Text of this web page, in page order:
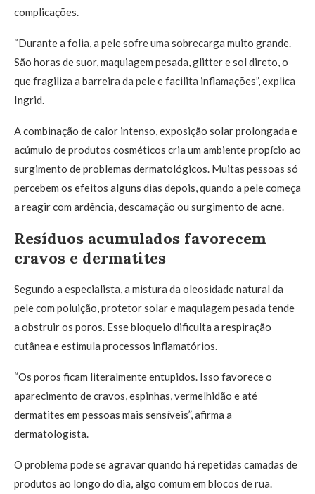
complicações.
“Durante a folia, a pele sofre uma sobrecarga muito grande.
São horas de suor, maquiagem pesada, glitter e sol direto, o
que fragiliza a barreira da pele e facilita inflamações”, explica
Ingrid.
A combinação de calor intenso, exposição solar prolongada e
acúmulo de produtos cosméticos cria um ambiente propício ao
surgimento de problemas dermatológicos. Muitas pessoas só
percebem os efeitos alguns dias depois, quando a pele começa
a reagir com ardência, descamação ou surgimento de acne.
Resíduos acumulados favorecem
cravos e dermatites
Segundo a especialista, a mistura da oleosidade natural da
pele com poluição, protetor solar e maquiagem pesada tende
a obstruir os poros. Esse bloqueio dificulta a respiração
cutânea e estimula processos inflamatórios.
“Os poros ficam literalmente entupidos. Isso favorece o
aparecimento de cravos, espinhas, vermelhidão e até
dermatites em pessoas mais sensíveis”, afirma a
dermatologista.
O problema pode se agravar quando há repetidas camadas de
produtos ao longo do dia, algo comum em blocos de rua.